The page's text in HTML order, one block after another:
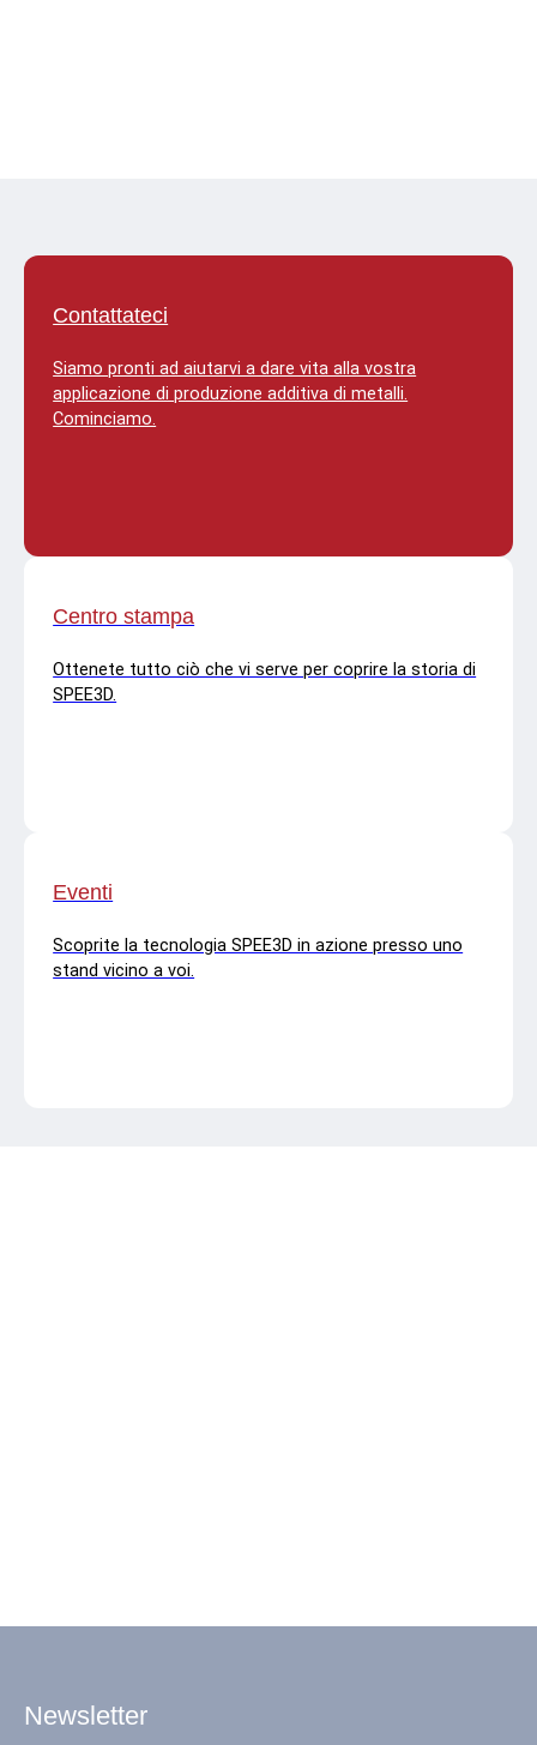
Contattateci
Siamo pronti ad aiutarvi a dare vita alla vostra
applicazione di produzione additiva di metalli.
Cominciamo.
Centro stampa
Ottenete tutto ciò che vi serve per coprire la storia di
SPEE3D.
Eventi
Scoprite la tecnologia SPEE3D in azione presso uno
stand vicino a voi.
Newsletter